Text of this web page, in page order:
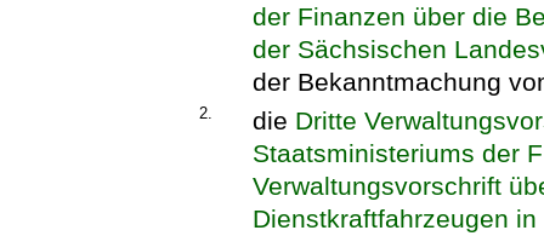
der Finanzen über die
der Sächsischen
der Bekanntmachung
2. die Dritte
Staatsministeriums der
Verwaltungsvorschrift
Dienstkraftfahrzeugen